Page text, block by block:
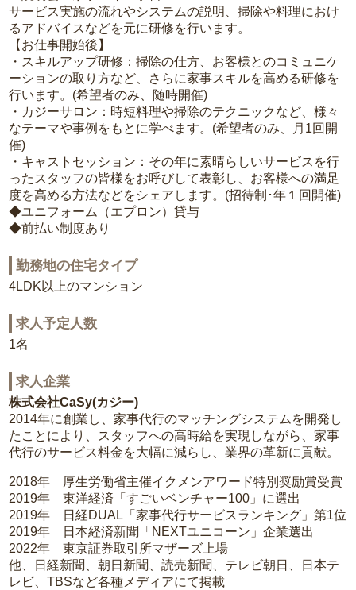
サービス実施の流れやシステムの説明、掃除や料理におけ
るアドバイスなどを元に研修を行います。
【お仕事開始後】
・スキルアップ研修：掃除の仕方、お客様とのコミュニケ
ーションの取り方など、さらに家事スキルを高める研修を
行います。(希望者のみ、随時開催)
・カジーサロン：時短料理や掃除のテクニックなど、様々
なテーマや事例をもとに学べます。(希望者のみ、月1回開
催)
・キャストセッション：その年に素晴らしいサービスを行
ったスタッフの皆様をお呼びして表彰し、お客様への満足
度を高める方法などをシェアします。(招待制･年１回開催)
◆ユニフォーム（エプロン）貸与
◆前払い制度あり
勤務地の住宅タイプ
4LDK以上のマンション
求人予定人数
1名
求人企業
株式会社CaSy(カジー)
2014年に創業し、家事代行のマッチングシステムを開発し
たことにより、スタッフへの高時給を実現しながら、家事
代行のサービス料金を大幅に減らし、業界の革新に貢献。
2018年 厚生労働省主催イクメンアワード特別奨励賞受賞
2019年 東洋経済「すごいベンチャー100」に選出
2019年 日経DUAL「家事代行サービスランキング」第1位
2019年 日本経済新聞「NEXTユニコーン」企業選出
2022年 東京証券取引所マザーズ上場
他、日経新聞、朝日新聞、読売新聞、テレビ朝日、日本テ
レビ、TBSなど各種メディアにて掲載